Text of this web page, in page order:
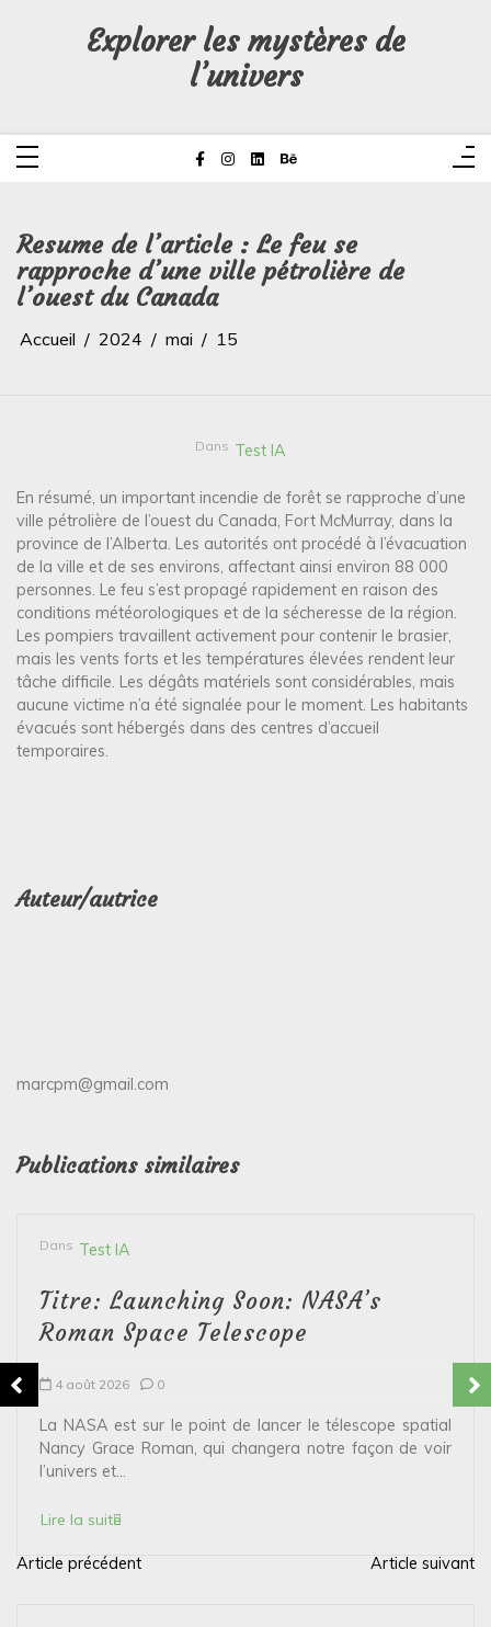
Explorer les mystères de
l’univers
Resume de l’article : Le feu se
rapproche d’une ville pétrolière de
l’ouest du Canada
Accueil 2024 mai 15
Dans Test IA
En résumé, un important incendie de forêt se rapproche d’une
ville pétrolière de l’ouest du Canada, Fort McMurray, dans la
province de l’Alberta. Les autorités ont procédé à l’évacuation
de la ville et de ses environs, affectant ainsi environ 88 000
personnes. Le feu s’est propagé rapidement en raison des
conditions météorologiques et de la sécheresse de la région.
Les pompiers travaillent activement pour contenir le brasier,
mais les vents forts et les températures élevées rendent leur
tâche difficile. Les dégâts matériels sont considérables, mais
aucune victime n’a été signalée pour le moment. Les habitants
évacués sont hébergés dans des centres d’accueil
temporaires.
Auteur/autrice
marcpm@gmail.com
Publications similaires
Dans Test IA
Titre: Launching Soon: NASA’s
Roman Space Telescope
4 août 2026 0
La NASA est sur le point de lancer le télescope spatial
Nancy Grace Roman, qui changera notre façon de voir
l’univers et...
Lire la suite
N
Article précédent Article suivant